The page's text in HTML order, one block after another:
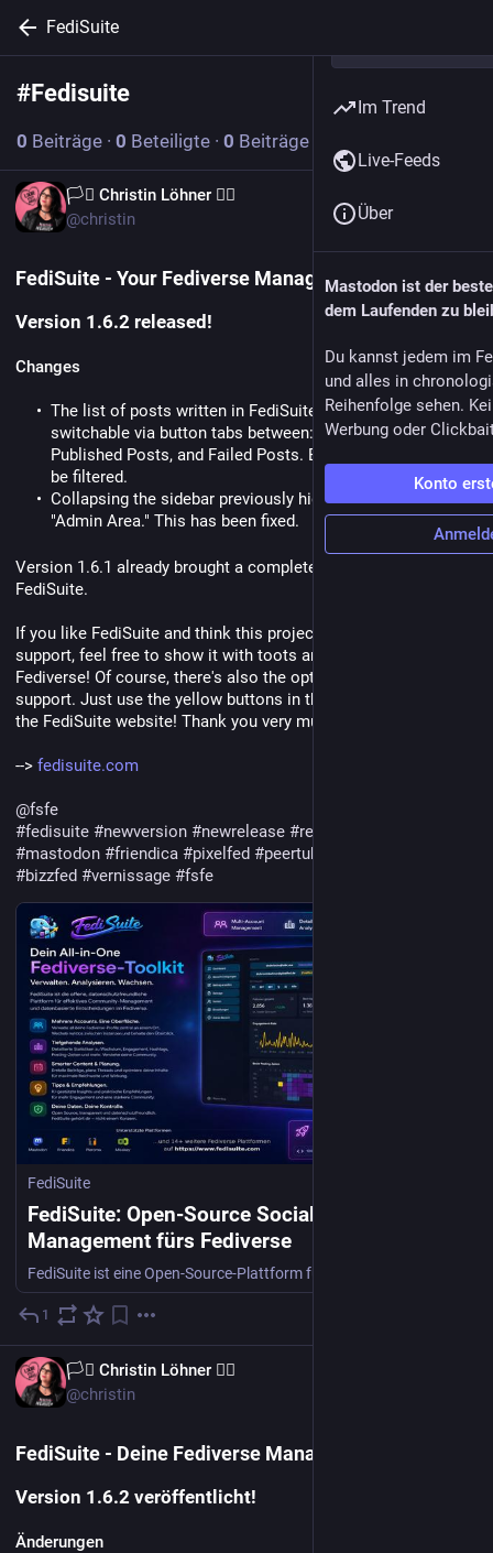
FediSuite
#Fedisuite
0 Beiträge · 0 Beteiligte · 0 Beiträge heute
🏳️‍⚧️ Christin Löhner 🏳️‍🌈
@christin
FediSuite - Your Fediverse Management Platform
Version 1.6.2 released!
Changes
The list of posts written in FediSuite is now split and
switchable via button tabs between: Scheduled Posts,
Published Posts, and Failed Posts. Each of these lists can
be filtered.
Collapsing the sidebar previously hid the submenu under
"Admin Area." This has been fixed.
Version 1.6.1 already brought a complete redesign of
FediSuite.
If you like FediSuite and think this project deserves a bit of
support, feel free to show it with toots and boosts across the
Fediverse! Of course, there's also the option of financial
support. Just use the yellow buttons in the FediSuite app or on
the FediSuite website! Thank you very much!
--> fedisuite.com
@fsfe
#fedisuite #newversion #newrelease #redesign
#mastodon #friendica #pixelfed #peertube
#bizzfed #vernissage #fsfe
FediSuite
FediSuite: Open-Source Social-Media-
Management fürs Fediverse
1
🏳️‍⚧️ Christin Löhner 🏳️‍🌈
@christin
FediSuite - Deine Fediverse Management Plattform
Version 1.6.2 veröffentlicht!
Änderungen
Im Trend
Live-Feeds
Über
Mastodon ist der
dem Laufenden zu
Du kannst jedem im
und alles in
Reihenfolge sehen.
Werbung oder
Konto